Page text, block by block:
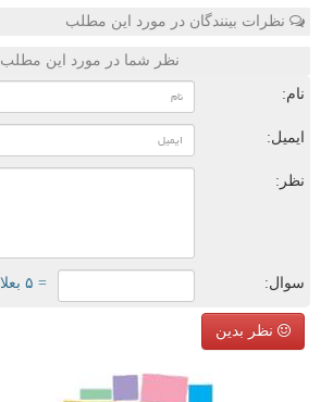
نظرات بینندگان در مورد این مطلب
نظر شما در مورد این مطلب
نام:
ایمیل:
نظر:
سوال: = ۵ بعلاوه ۳
نظر بدین